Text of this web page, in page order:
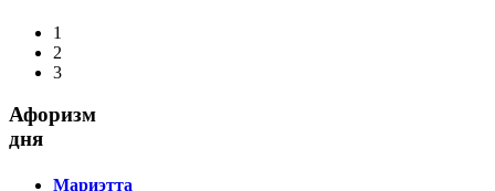
1
2
3
Афоризм
дня
Мариэтта